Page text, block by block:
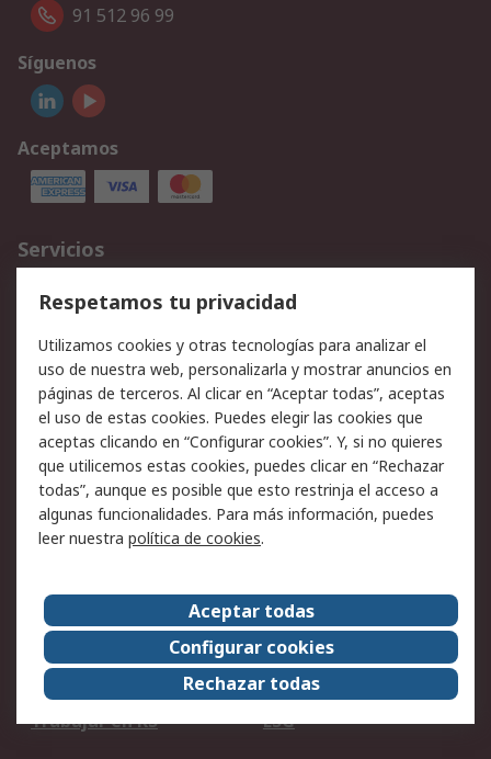
91 512 96 99
Síguenos
Aceptamos
Servicios
Cómo realizar pedidos
Devoluciones
Facturación y pago
Ofertas
Soporte técnico
Legal
Aviso legal
Política de privacidad -
Actualizada
Política sobre cookies
Seguridad de emails
Certificaciones de
Condiciones de venta
Acerca de RS
Acerca de RS
RS Group
RS en el mundo
Sala de prensa
Trabajar en RS
ESG
Respetamos tu privacidad
Utilizamos cookies y otras tecnologías para analizar el
uso de nuestra web, personalizarla y mostrar anuncios en
páginas de terceros. Al clicar en “Aceptar todas”, aceptas
el uso de estas cookies. Puedes elegir las cookies que
aceptas clicando en “Configurar cookies”. Y, si no quieres
que utilicemos estas cookies, puedes clicar en “Rechazar
todas”, aunque es posible que esto restrinja el acceso a
algunas funcionalidades. Para más información, puedes
leer nuestra política de cookies.
Aceptar todas
Configurar cookies
Rechazar todas